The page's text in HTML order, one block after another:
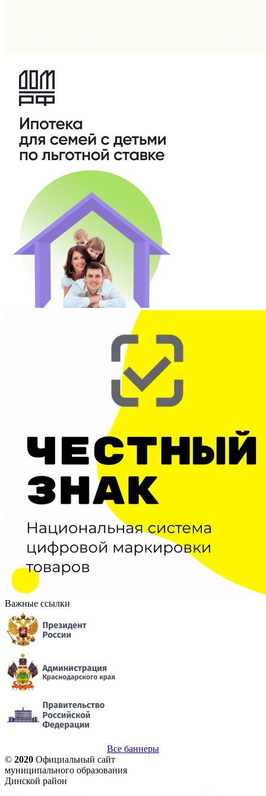
Важные ссылки
Все баннеры
© 2020 Официальный сайт
муниципального образования
Динской район